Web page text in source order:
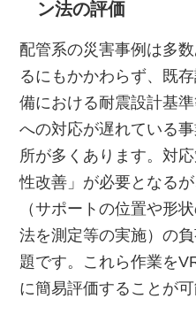
ン法の評価
配管系の災害事例は多
るにもかかわらず、既
備における耐震設計基
への対応が遅れている
所が多くあります。対
性改善」が必要となる
（サポートの位置や形
法を測定等の実施）の
題です。これら作業を
に簡易評価することが可